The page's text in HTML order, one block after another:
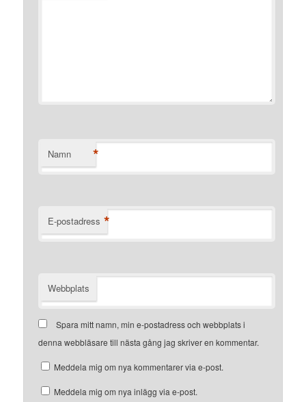
Namn *
E-postadress *
Webbplats
Spara mitt namn, min e-postadress och webbplats i
denna webbläsare till nästa gång jag skriver en kommentar.
Meddela mig om nya kommentarer via e-post.
Meddela mig om nya inlägg via e-post.